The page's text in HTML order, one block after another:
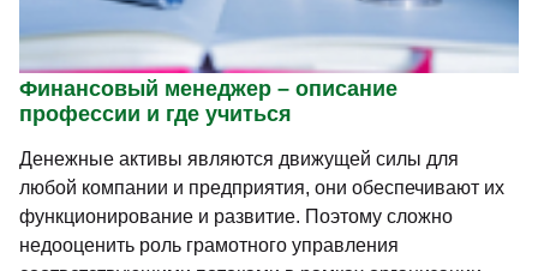
Финансовый менеджер – описание
профессии и где учиться
Денежные активы являются движущей силы для
любой компании и предприятия, они обеспечивают их
функционирование и развитие. Поэтому сложно
недооценить роль грамотного управления